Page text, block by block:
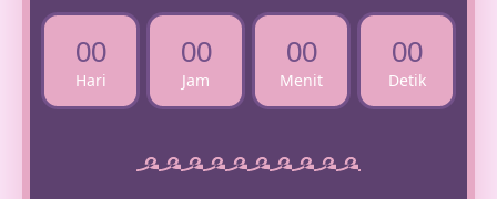
00
Hari
00
Jam
00
Menit
00
Detik